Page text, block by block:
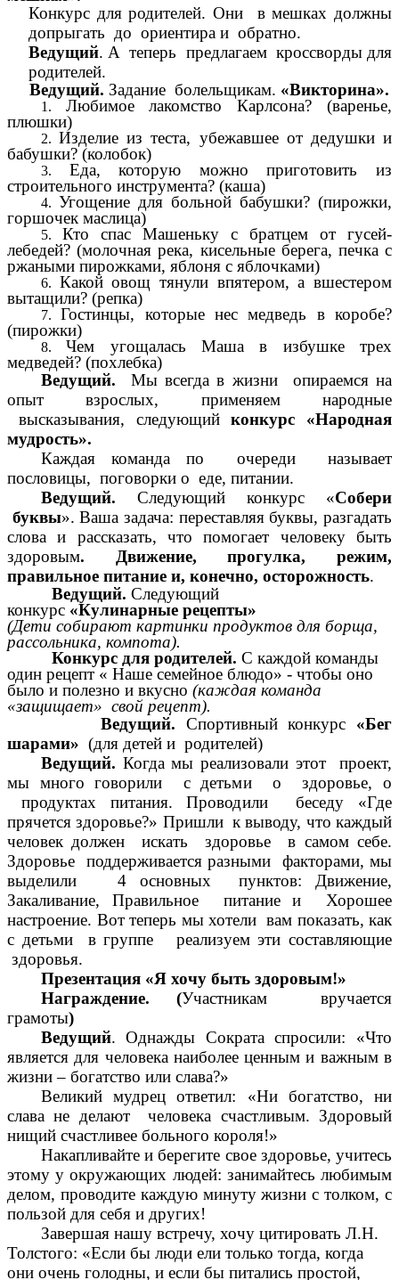
Конкурс для родителей. Они в мешках должны
допрыгать до ориентира и обратно.
Ведущий. А теперь предлагаем кроссворды для
родителей.
Ведущий. Задание болельщикам. «Викторина».
Любимое лакомство Карлсона? (варенье,
плюшки)
Изделие из теста, убежавшее от дедушки и
бабушки? (колобок)
Еда, которую можно приготовить из
строительного инструмента? (каша)
Угощение для больной бабушки? (пирожки,
горшочек маслица)
Кто спас Машеньку с братцем от гусей-
лебедей? (молочная река, кисельные берега, печка с
ржаными пирожками, яблоня с яблочками)
Какой овощ тянули впятером, а вшестером
вытащили? (репка)
Гостинцы, которые нес медведь в коробе?
(пирожки)
Чем угощалась Маша в избушке трех
медведей? (похлебка)
Ведущий. Мы всегда в жизни опираемся на
опыт взрослых, применяем народные
высказывания, следующийконкурс «Народная
мудрость».
Каждая команда по очереди называет
пословицы, поговорки о еде, питании.
Ведущий. Следующий конкурс «Собери
буквы». Ваша задача: переставляя буквы, разгадать
слова и рассказать, что помогает человеку быть
здоровым. Движение, прогулка, режим,
правильное питание и, конечно, осторожность.
Ведущий. Следующий
конкурс «Кулинарные рецепты»
(Дети собирают картинки продуктов для борща,
рассольника, компота).
Конкурс для родителей. С каждой команды
один рецепт « Наше семейное блюдо» - чтобы оно
было и полезно и вкусно (каждая команда
«защищает» свой рецепт).
Ведущий. Спортивный конкурс «Бег
шарами» (для детей и родителей)
Ведущий. Когда мы реализовали этот проект,
мы много говорили с детьми о здоровье, о
продуктах питания. Проводили беседу «Где
прячется здоровье?» Пришли к выводу, что каждый
человек должен искать здоровье в самом себе.
Здоровье поддерживается разными факторами, мы
выделили 4 основных пунктов: Движение,
Закаливание, Правильное питание и Хорошее
настроение. Вот теперь мы хотели вам показать, как
с детьми в группе реализуем эти составляющие
здоровья.
Презентация «Я хочу быть здоровым!»
Награждение. (Участникам вручается
грамоты)
Ведущий. Однажды Сократа спросили: «Что
является для человека наиболее ценным и важным в
жизни – богатство или слава?»
Великий мудрец ответил: «Ни богатство, ни
слава не делают человека счастливым. Здоровый
нищий счастливее больного короля!»
Накапливайте и берегите свое здоровье, учитесь
этому у окружающих людей: занимайтесь любимым
делом, проводите каждую минуту жизни с толком, с
пользой для себя и других!
Завершая нашу встречу, хочу цитировать Л.Н.
Толстого: «Если бы люди ели только тогда, когда
они очень голодны, и если бы питались простой,